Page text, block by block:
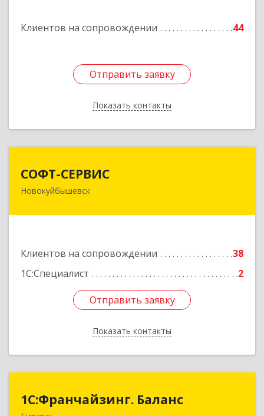
Клиентов на сопровождении 44
Отправить заявку
Показать контакты
Отправить заявку
Назад
СОФТ-СЕРВИС
Новокуйбышевск
Клиентов на сопровождении
38
1С:Специалист
2
Отправить заявку
Показать контакты
446206, Самарская обл, Новокуйбышевск г,
Отправить заявку
Назад
1С:Франчайзинг. Баланс
1С:Франчайзинг. Баланс